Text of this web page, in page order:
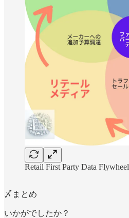
Retail First Party Data Flywheel
〆まとめ
いかがでしたか？